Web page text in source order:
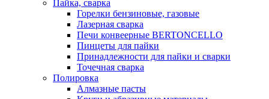
Пайка, сварка
Горелки бензиновые, газовые
Лазерная сварка
Печи конвеерные BERTONCELLO
Пинцеты для пайки
Принадлежности для пайки и сварки
Точечная сварка
Полировка
Алмазные пасты